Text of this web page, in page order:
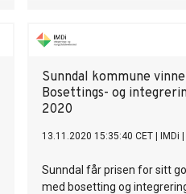
Sunndal kommune
Bosettings- og
2020
13.11.2020 15:35:40 CET IMDi
Sunndal får prisen for sitt
med bosetting og